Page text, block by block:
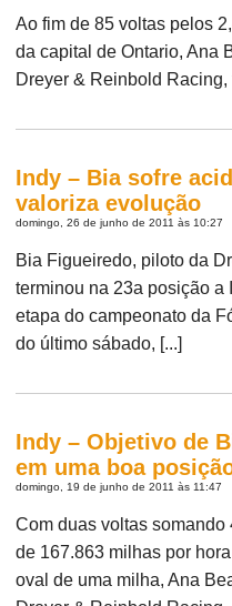
Ao fim de 85 voltas pelos
da capital de Ontario, Ana
Dreyer & Reinbold Racing,
Indy – Bia sofre
valoriza evolução
domingo, 26 de junho de 2011 às 10:27
Bia Figueiredo, piloto da
terminou na 23a posição a
etapa do campeonato da
do último sábado, [...]
Indy – Objetivo de
em uma boa
domingo, 19 de junho de 2011 às 11:47
Com duas voltas
de 167.863 milhas por
oval de uma milha, Ana